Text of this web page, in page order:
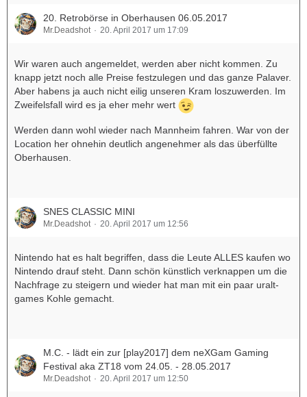
20. Retrobörse in Oberhausen 06.05.2017
Mr.Deadshot 20. April 2017 um 17:09
Wir waren auch angemeldet, werden aber nicht kommen. Zu
knapp jetzt noch alle Preise festzulegen und das ganze Palaver.
Aber habens ja auch nicht eilig unseren Kram loszuwerden. Im
Zweifelsfall wird es ja eher mehr wert
Werden dann wohl wieder nach Mannheim fahren. War von der
Location her ohnehin deutlich angenehmer als das überfüllte
Oberhausen.
SNES CLASSIC MINI
Mr.Deadshot 20. April 2017 um 12:56
Nintendo hat es halt begriffen, dass die Leute ALLES kaufen wo
Nintendo drauf steht. Dann schön künstlich verknappen um die
Nachfrage zu steigern und wieder hat man mit ein paar uralt-
games Kohle gemacht.
M.C. - lädt ein zur [play2017] dem neXGam Gaming
Festival aka ZT18 vom 24.05. - 28.05.2017
Mr.Deadshot 20. April 2017 um 12:50